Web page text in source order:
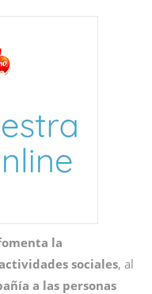
la
sociales, al
a las personas